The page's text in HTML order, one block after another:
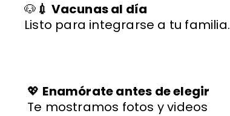
🐶 💉 Vacunas al día
Listo para integrarse a tu familia.
💖 Enamórate antes de elegir
Te mostramos fotos y videos